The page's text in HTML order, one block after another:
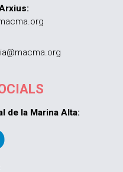
de la Marina Alta: